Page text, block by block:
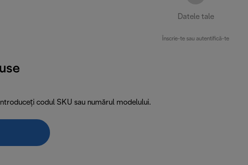
Datele tale
Înscrie-te sau autentifică-te
codul SKU sau numărul modelului.